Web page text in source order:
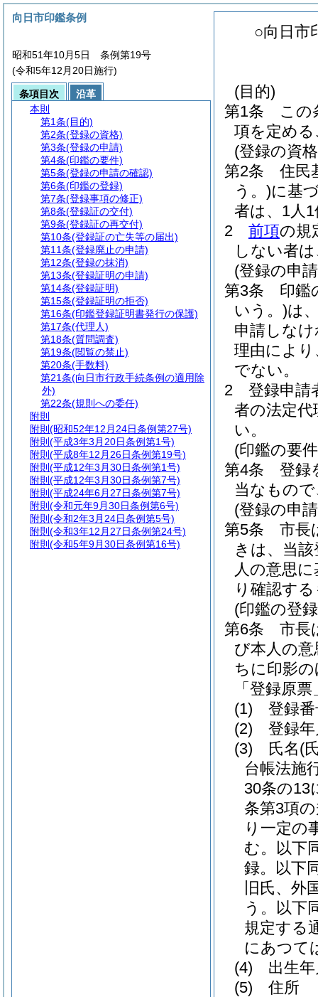
○向日市
(目的)
第1条
この
項を定め
(登録の資
第2条
住民
う。)に基
者は、1人
2
前項の規
しない者
(登録の申
第3条
印鑑
いう。)は
申請しな
理由によ
でない。
2
登録申請
者の法定
い。
(印鑑の要
第4条
登録
当なもの
(登録の申
第5条
市長
きは、当
人の意思
り確認す
(印鑑の登
第6条
市長
び本人の
ちに印影
「登録原
(1)
登録
(2)
登録
(3)
氏名(
台帳法施
30条の13
条第3項
り一定の
む。以下
録。以下
旧氏、外
う。以下
規定する
にあつて
(4)
出生
(5)
住所
向日市印鑑条例
昭和51年10月5日 条例第19号
(令和5年12月20日施行)
条項目次
沿革
本則
第1条(目的)
第2条(登録の資格)
第3条(登録の申請)
第4条(印鑑の要件)
第5条(登録の申請の確認)
第6条(印鑑の登録)
第7条(登録事項の修正)
第8条(登録証の交付)
第9条(登録証の再交付)
第10条(登録証の亡失等の届出)
第11条(登録廃止の申請)
第12条(登録の抹消)
第13条(登録証明の申請)
第14条(登録証明)
第15条(登録証明の拒否)
第16条(印鑑登録証明書発行の保護)
第17条(代理人)
第18条(質問調査)
第19条(閲覧の禁止)
第20条(手数料)
第21条(向日市行政手続条例の適用除
外)
第22条(規則への委任)
附則
附則 (昭和52年12月24日条例第27号)
附則 (平成3年3月20日条例第1号)
附則 (平成8年12月26日条例第19号)
附則 (平成12年3月30日条例第1号)
附則 (平成12年3月30日条例第7号)
附則 (平成24年6月27日条例第7号)
附則 (令和元年9月30日条例第6号)
附則 (令和2年3月24日条例第5号)
附則 (令和3年12月27日条例第24号)
附則 (令和5年9月30日条例第16号)